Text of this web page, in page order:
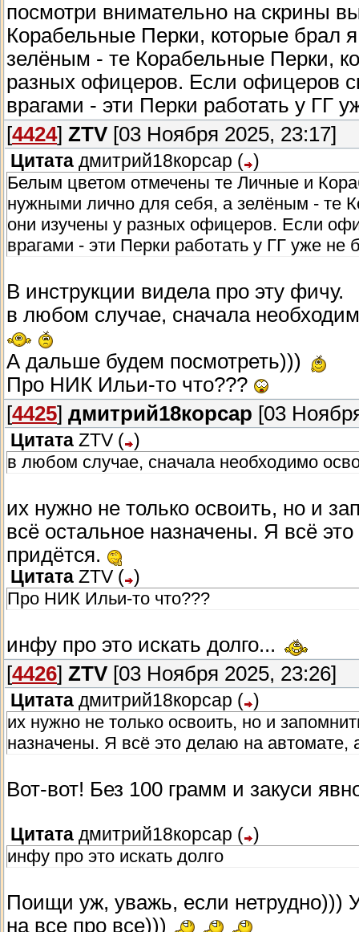
посмотри внимательно на скрины
Корабельные Перки, которые брал
зелёным - те Корабельные Перки,
разных офицеров. Если офицеров
врагами - эти Перки работать у ГГ
[4424] ZTV [03 Ноября 2025, 23:17]
Цитата дмитрий18корсар ( )
Белым цветом отмечены те Личные и
нужными лично для себя, а зелёным - те
они изучены у разных офицеров. Если
врагами - эти Перки работать у ГГ уже не
В инструкции видела про эту фичу.
в любом случае, сначала
А дальше будем посмотреть)))
Про НИК Ильи-то что???
[4425] дмитрий18корсар [03
Цитата ZTV ( )
в любом случае, сначала необходимо
их нужно не только освоить, но и
всё остальное назначены. Я всё
придётся.
Цитата ZTV ( )
Про НИК Ильи-то что???
инфу про это искать долго...
[4426] ZTV [03 Ноября 2025, 23:26]
Цитата дмитрий18корсар ( )
их нужно не только освоить, но и
назначены. Я всё это делаю на автомате,
Вот-вот! Без 100 грамм и закуси
Цитата дмитрий18корсар ( )
инфу про это искать долго
Поищи уж, уважь, если нетрудно)))
на все про все)))